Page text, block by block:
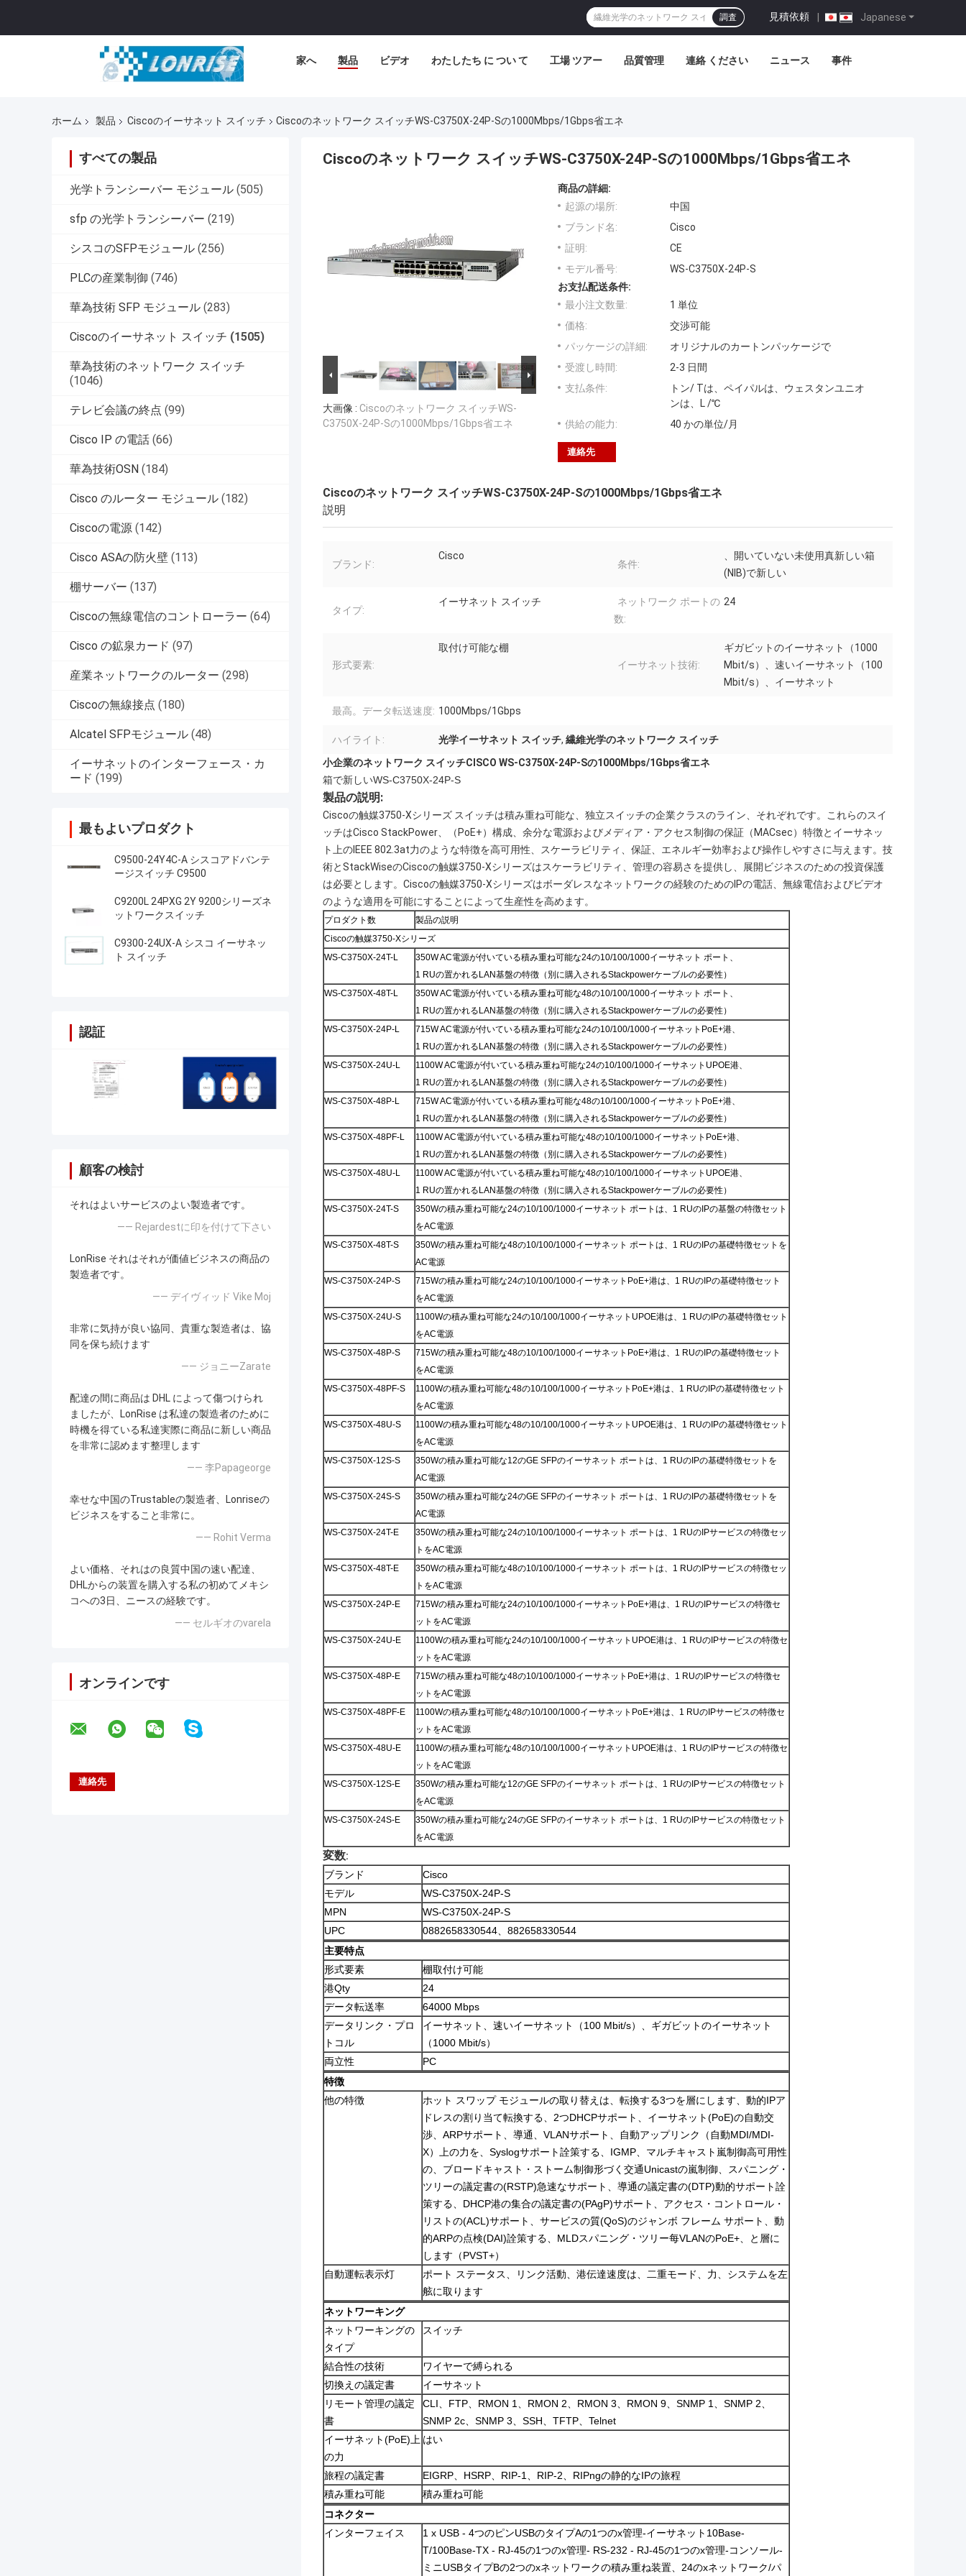
Japanese
見積依頼 |
調査
家へ 製品 ビデオ わたしたち に つい て 工場 ツアー 品質管理 連絡 ください ニュース 事件
ホーム 製品 Ciscoのイーサネット スイッチ Ciscoのネットワーク スイッチWS-C3750X-24P-Sの1000Mbps/1Gbps省エネ
すべての製品
光学トランシーバー モジュール (505)
sfp の光学トランシーバー (219)
シスコのSFPモジュール (256)
PLCの産業制御 (746)
華為技術 SFP モジュール (283)
Ciscoのイーサネット スイッチ (1505)
華為技術のネットワーク スイッチ
(1046)
テレビ会議の終点 (99)
Cisco IP の電話 (66)
華為技術OSN (184)
Cisco のルーター モジュール (182)
Ciscoの電源 (142)
Cisco ASAの防火壁 (113)
棚サーバー (137)
Ciscoの無線電信のコントローラー (64)
Cisco の鉱泉カード (97)
産業ネットワークのルーター (298)
Ciscoの無線接点 (180)
Alcatel SFPモジュール (48)
イーサネットのインターフェース・カ
ード (199)
最もよいプロダクト
C9500-24Y4C-A シスコアドバンテ
ージスイッチ C9500
C9200L 24PXG 2Y 9200シリーズネ
ットワークスイッチ
C9300-24UX-A シスコ イーサネッ
ト スイッチ
認証
顧客の検討
それはよいサービスのよい製造者です。
—— Rejardestに印を付けて下さい
LonRise それはそれが価値ビジネスの商品の
製造者です。
—— デイヴィッド Vike Moj
非常に気持が良い協同、貴重な製造者は、協
同を保ち続けます
—— ジョニーZarate
配達の間に商品は DHL によって傷つけられ
ましたが、LonRise は私達の製造者のために
時機を得ている私達実際に商品に新しい商品
を非常に認めます整理します
—— 李Papageorge
幸せな中国のTrustableの製造者、Lonriseの
ビジネスをすること非常に。
—— Rohit Verma
よい価格、それはの良質中国の速い配達、
DHLからの装置を購入する私の初めてメキシ
コへの3日、ニースの経験です。
—— セルギオのvarela
オンラインです
Ciscoのネットワーク スイッチWS-C3750X-24P-Sの1000Mbps/1Gbps省エネ
大画像 : Ciscoのネットワーク スイッチWS-
C3750X-24P-Sの1000Mbps/1Gbps省エネ
商品の詳細:
起源の場所:
中国
ブランド名:
Cisco
証明:
CE
モデル番号:
WS-C3750X-24P-S
お支払配送条件:
最小注文数量:
1 単位
価格:
交渉可能
パッケージの詳細:
オリジナルのカートンパッケージで
受渡し時間:
2-3 日間
支払条件:
トン/ Tは、ペイパルは、ウェスタンユニオ
ンは、L /℃
供給の能力:
40 かの単位/月
連絡先
Ciscoのネットワーク スイッチWS-C3750X-24P-Sの1000Mbps/1Gbps省エネ
説明
ブランド:
Cisco
条件:
、開いていない未使用真新しい箱
(NIB)で新しい
タイプ:
イーサネット スイッチ
ネットワーク ポートの
数:
24
形式要素:
取付け可能な棚
イーサネット技術:
ギガビットのイーサネット（1000
Mbit/s）、速いイーサネット（100
Mbit/s）、イーサネット
最高。データ転送速度: 1000Mbps/1Gbps
ハイライト: 光学イーサネット スイッチ, 繊維光学のネットワーク スイッチ
小企業のネットワーク スイッチCISCO WS-C3750X-24P-Sの1000Mbps/1Gbps省エネ
箱で新しいWS-C3750X-24P-S
製品の説明:
Ciscoの触媒3750-Xシリーズ スイッチは積み重ね可能な、独立スイッチの企業クラスのライン、それぞれです。これらのスイ
ッチはCisco StackPower、（PoE+）構成、余分な電源およびメディア・アクセス制御の保証（MACsec）特徴とイーサネッ
ト上のIEEE 802.3at力のような特徴を高可用性、スケーラビリティ、保証、エネルギー効率および操作しやすさに与えます。技
術とStackWiseのCiscoの触媒3750-Xシリーズはスケーラビリティ、管理の容易さを提供し、展開ビジネスのための投資保護
は必要とします。Ciscoの触媒3750-Xシリーズはボーダレスなネットワークの経験のためのIPの電話、無線電信およびビデオ
のような適用を可能にすることによって生産性を高めます。
プロダクト数
製品の説明
Ciscoの触媒3750-Xシリーズ
WS-C3750X-24T-L
350W AC電源が付いている積み重ね可能な24の10/100/1000イーサネット ポート、
1 RUの置かれるLAN基盤の特徴（別に購入されるStackpowerケーブルの必要性）
WS-C3750X-48T-L
350W AC電源が付いている積み重ね可能な48の10/100/1000イーサネット ポート、
1 RUの置かれるLAN基盤の特徴（別に購入されるStackpowerケーブルの必要性）
WS-C3750X-24P-L
715W AC電源が付いている積み重ね可能な24の10/100/1000イーサネットPoE+港、
1 RUの置かれるLAN基盤の特徴（別に購入されるStackpowerケーブルの必要性）
WS-C3750X-24U-L
1100W AC電源が付いている積み重ね可能な24の10/100/1000イーサネットUPOE港、
1 RUの置かれるLAN基盤の特徴（別に購入されるStackpowerケーブルの必要性）
WS-C3750X-48P-L
715W AC電源が付いている積み重ね可能な48の10/100/1000イーサネットPoE+港、
1 RUの置かれるLAN基盤の特徴（別に購入されるStackpowerケーブルの必要性）
WS-C3750X-48PF-L
1100W AC電源が付いている積み重ね可能な48の10/100/1000イーサネットPoE+港、
1 RUの置かれるLAN基盤の特徴（別に購入されるStackpowerケーブルの必要性）
WS-C3750X-48U-L
1100W AC電源が付いている積み重ね可能な48の10/100/1000イーサネットUPOE港、
1 RUの置かれるLAN基盤の特徴（別に購入されるStackpowerケーブルの必要性）
WS-C3750X-24T-S
350Wの積み重ね可能な24の10/100/1000イーサネット ポートは、1 RUのIPの基盤の特徴セット
をAC電源
WS-C3750X-48T-S
350Wの積み重ね可能な48の10/100/1000イーサネット ポートは、1 RUのIPの基礎特徴セットを
AC電源
WS-C3750X-24P-S
715Wの積み重ね可能な24の10/100/1000イーサネットPoE+港は、1 RUのIPの基礎特徴セット
をAC電源
WS-C3750X-24U-S
1100Wの積み重ね可能な24の10/100/1000イーサネットUPOE港は、1 RUのIPの基礎特徴セット
をAC電源
WS-C3750X-48P-S
715Wの積み重ね可能な48の10/100/1000イーサネットPoE+港は、1 RUのIPの基礎特徴セット
をAC電源
WS-C3750X-48PF-S
1100Wの積み重ね可能な48の10/100/1000イーサネットPoE+港は、1 RUのIPの基礎特徴セット
をAC電源
WS-C3750X-48U-S
1100Wの積み重ね可能な48の10/100/1000イーサネットUPOE港は、1 RUのIPの基礎特徴セット
をAC電源
WS-C3750X-12S-S
350Wの積み重ね可能な12のGE SFPのイーサネット ポートは、1 RUのIPの基礎特徴セットを
AC電源
WS-C3750X-24S-S
350Wの積み重ね可能な24のGE SFPのイーサネット ポートは、1 RUのIPの基礎特徴セットを
AC電源
WS-C3750X-24T-E
350Wの積み重ね可能な24の10/100/1000イーサネット ポートは、1 RUのIPサービスの特徴セッ
トをAC電源
WS-C3750X-48T-E
350Wの積み重ね可能な48の10/100/1000イーサネット ポートは、1 RUのIPサービスの特徴セッ
トをAC電源
WS-C3750X-24P-E
715Wの積み重ね可能な24の10/100/1000イーサネットPoE+港は、1 RUのIPサービスの特徴セ
ットをAC電源
WS-C3750X-24U-E
1100Wの積み重ね可能な24の10/100/1000イーサネットUPOE港は、1 RUのIPサービスの特徴セ
ットをAC電源
WS-C3750X-48P-E
715Wの積み重ね可能な48の10/100/1000イーサネットPoE+港は、1 RUのIPサービスの特徴セ
ットをAC電源
WS-C3750X-48PF-E
1100Wの積み重ね可能な48の10/100/1000イーサネットPoE+港は、1 RUのIPサービスの特徴セ
ットをAC電源
WS-C3750X-48U-E
1100Wの積み重ね可能な48の10/100/1000イーサネットUPOE港は、1 RUのIPサービスの特徴セ
ットをAC電源
WS-C3750X-12S-E
350Wの積み重ね可能な12のGE SFPのイーサネット ポートは、1 RUのIPサービスの特徴セット
をAC電源
WS-C3750X-24S-E
350Wの積み重ね可能な24のGE SFPのイーサネット ポートは、1 RUのIPサービスの特徴セット
をAC電源
変数:
ブランド
Cisco
モデル
WS-C3750X-24P-S
MPN
WS-C3750X-24P-S
UPC
0882658330544、882658330544
主要特点
形式要素
棚取付け可能
港Qty
24
データ転送率
64000 Mbps
データリンク・プロ
トコル
イーサネット、速いイーサネット（100 Mbit/s）、ギガビットのイーサネット
（1000 Mbit/s）
両立性
PC
特徴
他の特徴
ホット スワップ モジュールの取り替えは、転換する3つを層にします、動的IPア
ドレスの割り当て転換する、2つDHCPサポート、イーサネット(PoE)の自動交
渉、ARPサポート、導通、VLANサポート、自動アップリンク（自動MDI/MDI-
X）上の力を、Syslogサポート詮策する、IGMP、マルチキャスト嵐制御高可用性
の、ブロードキャスト・ストーム制御形づく交通Unicastの嵐制御、スパニング・
ツリーの議定書の(RSTP)急速なサポート、導通の議定書の(DTP)動的サポート詮
策する、DHCP港の集合の議定書の(PAgP)サポート、アクセス・コントロール・
リストの(ACL)サポート、サービスの質(QoS)のジャンボ フレーム サポート、動
的ARPの点検(DAI)詮策する、MLDスパニング・ツリー每VLANのPoE+、と層に
します（PVST+）
自動運転表示灯
ポート ステータス、リンク活動、港伝達速度は、二重モード、力、システムを左
舷に取ります
ネットワーキング
ネットワーキングの
タイプ
スイッチ
結合性の技術
ワイヤーで縛られる
切換えの議定書
イーサネット
リモート管理の議定
書
CLI、FTP、RMON 1、RMON 2、RMON 3、RMON 9、SNMP 1、SNMP 2、
SNMP 2c、SNMP 3、SSH、TFTP、Telnet
イーサネット(PoE)上
の力
はい
旅程の議定書
EIGRP、HSRP、RIP-1、RIP-2、RIPngの静的なIPの旅程
積み重ね可能
積み重ね可能
コネクター
インターフェイス
1 x USB - 4つのピンUSBのタイプAの1つのx管理-イーサネット10Base-
T/100Base-TX - RJ-45の1つのx管理- RS-232 - RJ-45の1つのx管理-コンソール-
ミニUSBタイプBの2つのxネットワークの積み重ね装置、24のxネットワーク/パ